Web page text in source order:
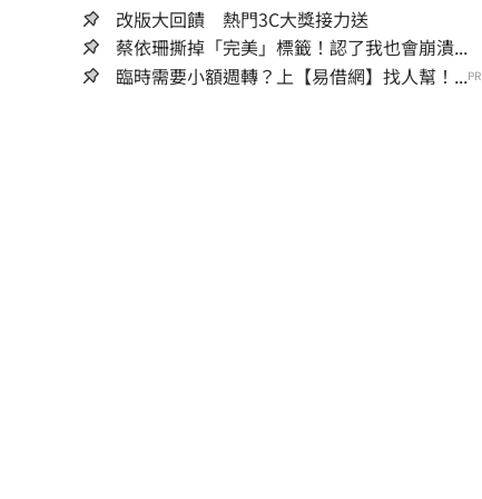
改版大回饋 熱門3C大獎接力送
蔡依珊撕掉「完美」標籤！認了我也會崩潰...
臨時需要小額週轉？上【易借網】找人幫！...PR